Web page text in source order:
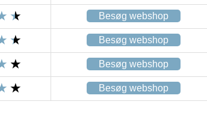
Besøg webshop
Besøg webshop
Besøg webshop
Besøg webshop